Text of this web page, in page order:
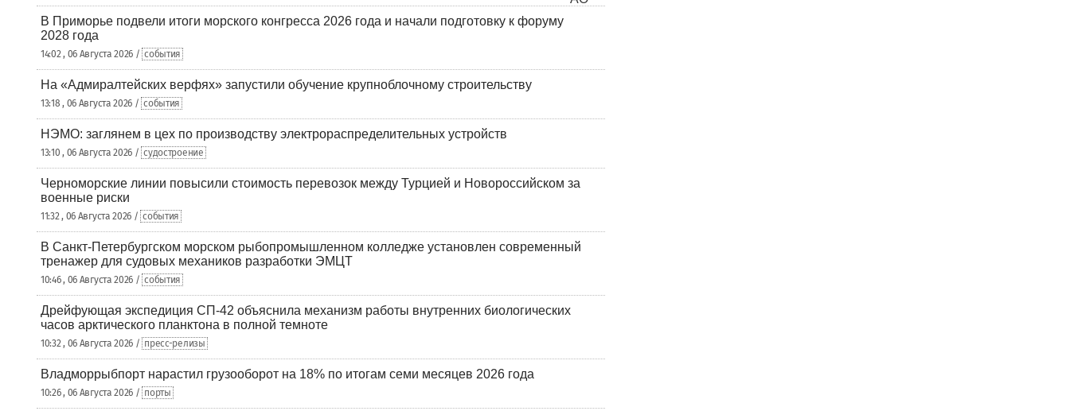
В Приморье подвели итоги морского конгресса 2026 года и начали подготовку к форуму
2028 года
14:02 , 06 Августа 2026 / события
На «Адмиралтейских верфях» запустили обучение крупноблочному строительству
13:18 , 06 Августа 2026 / события
НЭМО: заглянем в цех по производству электрораспределительных устройств
13:10 , 06 Августа 2026 / судостроение
Черноморские линии повысили стоимость перевозок между Турцией и Новороссийском за
военные риски
11:32 , 06 Августа 2026 / события
В Санкт-Петербургском морском рыбопромышленном колледже установлен современный
тренажер для судовых механиков разработки ЭМЦТ
10:46 , 06 Августа 2026 / события
Дрейфующая экспедиция СП-42 объяснила механизм работы внутренних биологических
часов арктического планктона в полной темноте
10:32 , 06 Августа 2026 / пресс-релизы
Владморрыбпорт нарастил грузооборот на 18% по итогам семи месяцев 2026 года
10:26 , 06 Августа 2026 / порты